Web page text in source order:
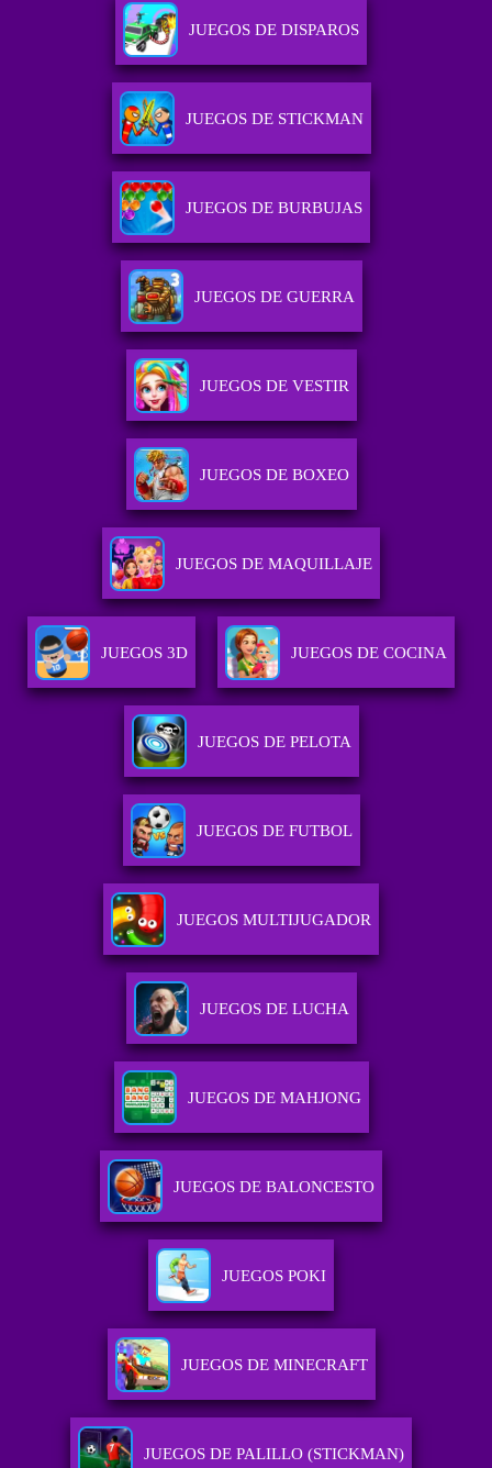
JUEGOS DE DISPAROS
JUEGOS DE STICKMAN
JUEGOS DE BURBUJAS
JUEGOS DE GUERRA
JUEGOS DE VESTIR
JUEGOS DE BOXEO
JUEGOS DE MAQUILLAJE
JUEGOS 3D JUEGOS DE COCINA
JUEGOS DE PELOTA
JUEGOS DE FUTBOL
JUEGOS MULTIJUGADOR
JUEGOS DE LUCHA
JUEGOS DE MAHJONG
JUEGOS DE BALONCESTO
JUEGOS POKI
JUEGOS DE MINECRAFT
JUEGOS DE PALILLO (STICKMAN)